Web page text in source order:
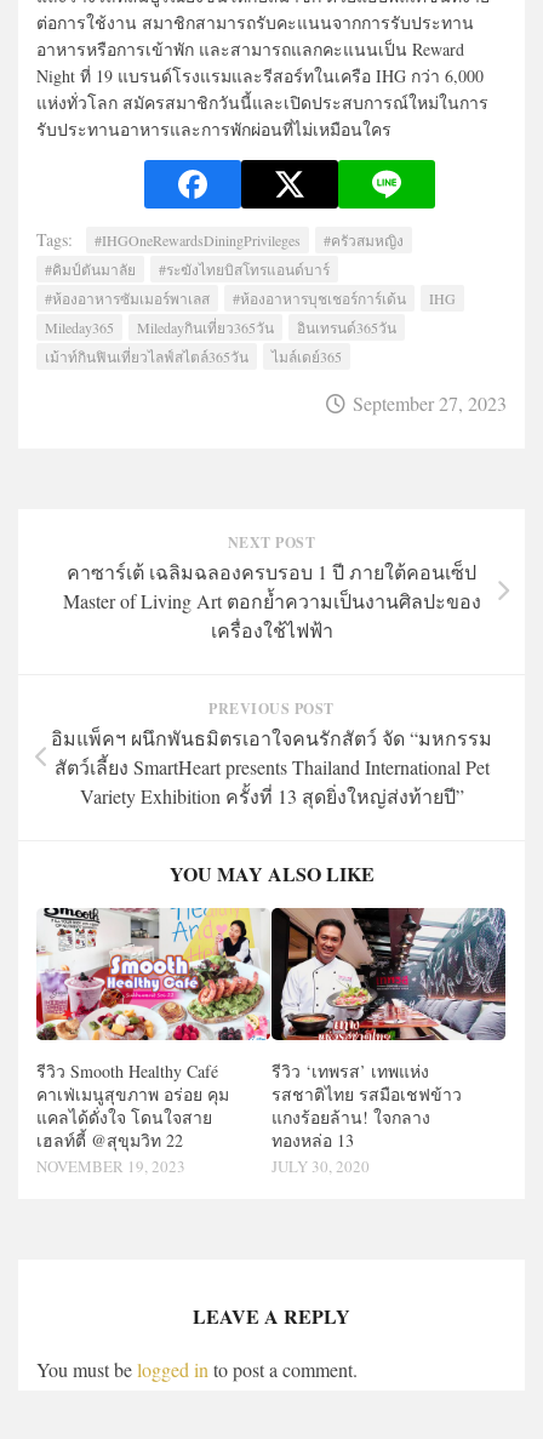
ต่อการใช้งาน สมาชิกสามารถรับคะแนนจากการรับประทาน
อาหารหรือการเข้าพัก และสามารถแลกคะแนนเป็น Reward
Night ที่ 19 แบรนด์โรงแรมและรีสอร์ทในเครือ IHG กว่า 6,000
แห่งทั่วโลก สมัครสมาชิกวันนี้และเปิดประสบการณ์ใหม่ในการ
รับประทานอาหารและการพักผ่อนที่ไม่เหมือนใคร
Tags: #IHGOneRewardsDiningPrivileges
#ครัวสมหญิง
#คิมป์ตันมาลัย
#ระฆังไทยบิสโทรแอนด์บาร์
#ห้องอาหารซัมเมอร์พาเลส
#ห้องอาหารบุชเชอร์การ์เด้น
IHG
Mileday365
Miledayกินเที่ยว365วัน
อินเทรนด์365วัน
เม้าท์กินฟินเที่ยวไลฟ์สไตล์365วัน
ไมล์เดย์365
September 27, 2023
NEXT POST
คาซาร์เต้ เฉลิมฉลองครบรอบ 1 ปี ภายใต้คอนเซ็ป
Master of Living Art ตอกย้ำความเป็นงานศิลปะของ
เครื่องใช้ไฟฟ้า
PREVIOUS POST
อิมแพ็คฯ ผนึกพันธมิตรเอาใจคนรักสัตว์ จัด “มหกรรม
สัตว์เลี้ยง SmartHeart presents Thailand International Pet
Variety Exhibition ครั้งที่ 13 สุดยิ่งใหญ่ส่งท้ายปี”
YOU MAY ALSO LIKE
รีวิว Smooth Healthy Café
คาเฟ่เมนูสุขภาพ อร่อย คุม
แคลได้ดั่งใจ โดนใจสาย
เฮลท์ตี้ @สุขุมวิท 22
NOVEMBER 19, 2023
รีวิว ‘เทพรส’ เทพแห่ง
รสชาติไทย รสมือเชฟข้าว
แกงร้อยล้าน! ใจกลาง
ทองหล่อ 13
JULY 30, 2020
LEAVE A REPLY
You must belogged in to post a comment.